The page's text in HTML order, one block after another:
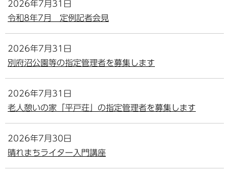
2026年7月31日
令和8年7月 定例記者会見
2026年7月31日
別府沼公園等の指定管理者を募集します
2026年7月31日
老人憩いの家「平戸荘」の指定管理者を募集します
2026年7月30日
晴れまちライター入門講座